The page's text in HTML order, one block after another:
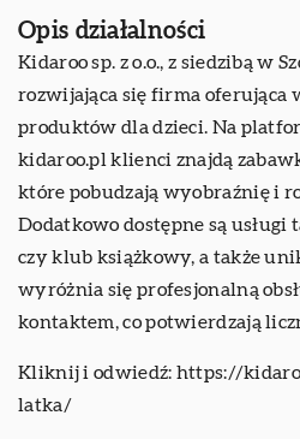
Opis działalności
Kidaroo sp. z o.o., z siedzibą w
rozwijająca się firma oferująca
produktów dla dzieci. Na
kidaroo.pl klienci znajdą
które pobudzają wyobraźnię i
Dodatkowo dostępne są
czy klub książkowy, a także
wyróżnia się profesjonalną
kontaktem, co potwierdzają
Kliknij i odwiedź: https://
latka/